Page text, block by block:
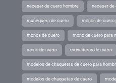
neceser de cuero hombre neceser de
muñequera de cuero monos de cuero
monos de cuero mono de cuero para
mono de cuero monederos de cuero
modelos de chaquetas de cuero para
modelos de chaquetas de cuero